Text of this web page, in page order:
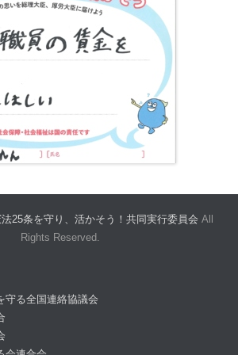
25条を守り、活かそう！共同実行委員会 All
Rights Reserved.
守る全国連絡協議会